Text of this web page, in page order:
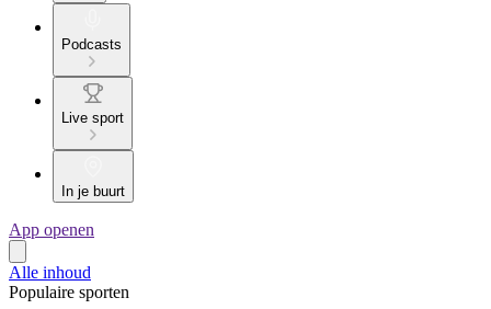
Podcasts
Live sport
In je buurt
App openen
Alle inhoud
Populaire sporten